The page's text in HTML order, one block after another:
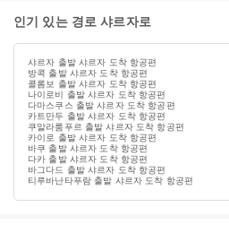
인기 있는 경로 샤르자로
샤르자 출발 샤르자 도착 항공편
방콕 출발 샤르자 도착 항공편
콜롬보 출발 샤르자 도착 항공편
나이로비 출발 샤르자 도착 항공편
다마스쿠스 출발 샤르자 도착 항공편
카트만두 출발 샤르자 도착 항공편
쿠알라룸푸르 출발 샤르자 도착 항공편
카이로 출발 샤르자 도착 항공편
바쿠 출발 샤르자 도착 항공편
다카 출발 샤르자 도착 항공편
바그다드 출발 샤르자 도착 항공편
티루바난타푸람 출발 샤르자 도착 항공편